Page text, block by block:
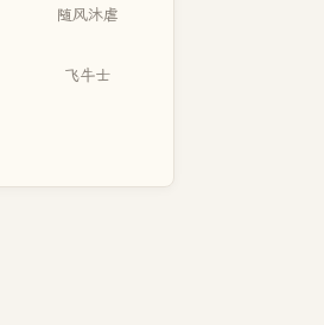
随风沐虐
飞牛士